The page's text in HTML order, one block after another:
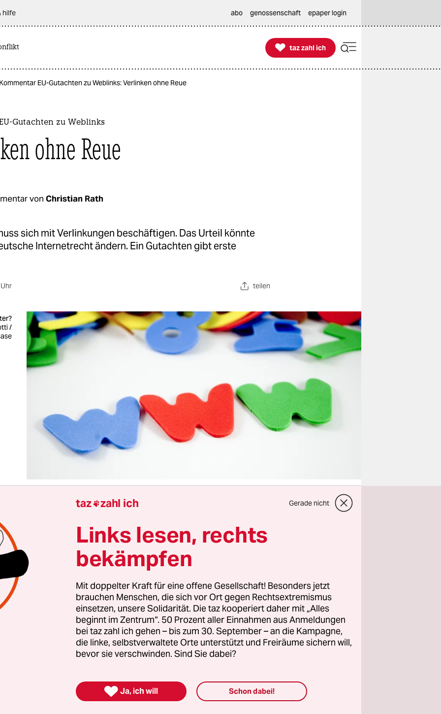
hilfe abo genossenschaft epaper login

taz zahl ich
taz zahl ich
Kommentar EU-Gutachten zu Weblinks: Verlinken ohne Reue
Gutachten zu Weblinks
ohne Reue
von Christian Rath
sich mit Verlinkungen beschäftigen. Das Urteil könnte
Internetrecht ändern. Ein Gutachten gibt erste
teilen
/
Gerichtshof ist ein Fall anhängig, der auch das
Internetrecht verändern könnte – vor allem wenn sich
durchsetzt, die der unabhängige Generalanwalt
Schlussantrag vertrat.
es um einen Fall aus den Niederlanden. Der TV-Star Britt
sich für den Playboy fotografieren. Doch noch bevor das
lag, waren die Dekker-Bilder schon auf einer
Webseite zu sehen. Auf diese Quelle verlinkte die
geenstijl.nl(übersetzt: „Kein Stil“), wogegen
taz zahl ich Gerade nicht
Links lesen, rechts
bekämpfen
Mit doppelter Kraft für eine offene Gesellschaft! Besonders jetzt
brauchen Menschen, die sich vor Ort gegen Rechtsextremismus
einsetzen, unsere Solidarität. Die taz kooperiert daher mit „Alles
beginnt im Zentrum“. 50 Prozent aller Einnahmen aus Anmeldungen
bei taz zahl ich gehen – bis zum 30. September – an die Kampagne,
die linke, selbstverwaltete Orte unterstützt und Freiräume sichern will,
bevor sie verschwinden. Sind Sie dabei?
 Ja, ich will Schon dabei!